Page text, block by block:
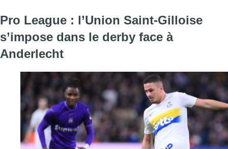
Pro League : l’Union Saint-Gilloise
s’impose dans le derby face à
Anderlecht